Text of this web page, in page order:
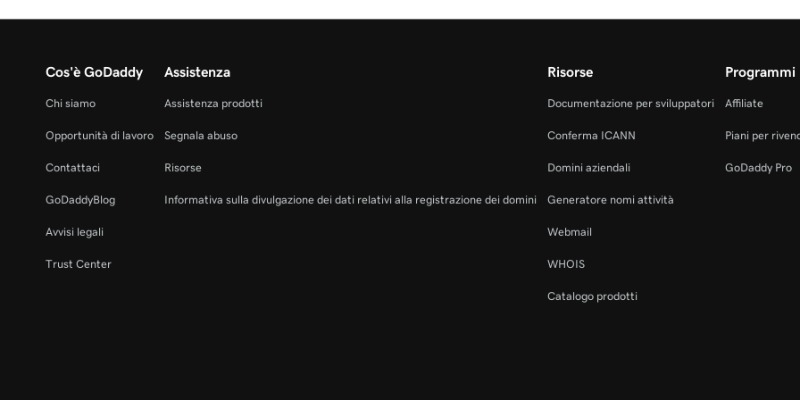
Cos'è GoDaddy
Chi siamo
Opportunità di lavoro
Contattaci
GoDaddyBlog
Avvisi legali
Trust Center
Assistenza
Assistenza prodotti
Segnala abuso
Risorse
Informativa sulla divulgazione dei dati relativi alla registrazione dei domini
Risorse
Documentazione per sviluppatori
Conferma ICANN
Domini aziendali
Generatore nomi attività
Webmail
WHOIS
Catalogo prodotti
Programmi
Affiliate
Piani per
GoDaddy Pro